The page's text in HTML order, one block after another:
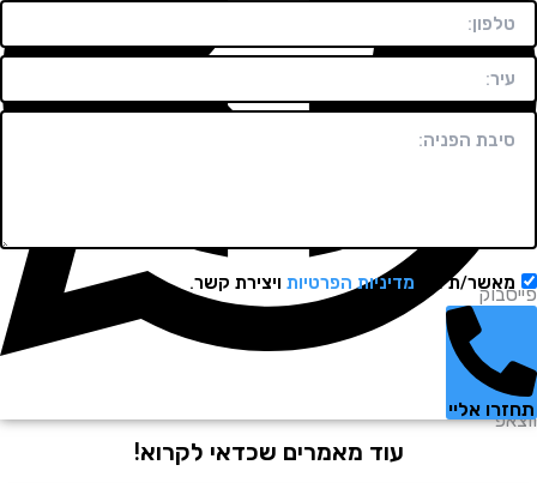
ת אתמדיניות הפרטיותויצירת קשר.
אליי
עוד מאמרים שכדאי לקרוא!